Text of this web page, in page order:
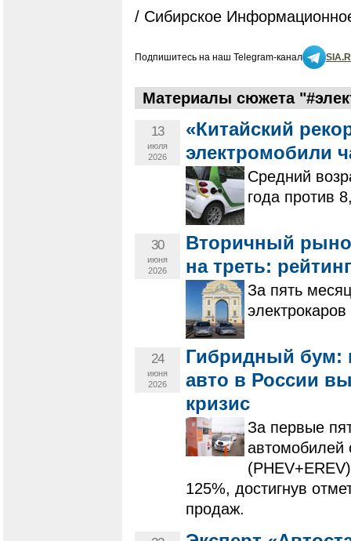
/ Сибирское
Подпишитесь на наш Telegram-канал
Материалы сюжета
13
июля
2026
«Китайский
электромобили
Средний
года против
30
июня
2026
Вторичный
на треть:
За пять
24
июня
2026
Гибридный бум:
авто в России
кризис
За первые
автомобилей
125%, достигнув
продаж.